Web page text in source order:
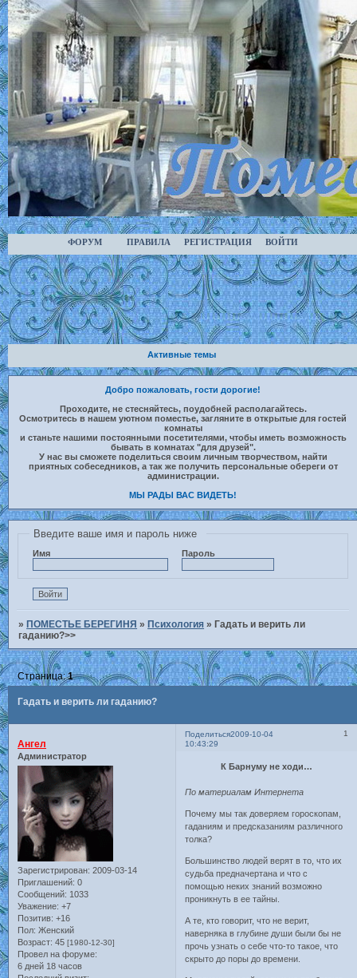
ФОРУМ ПРАВИЛА РЕГИСТРАЦИЯ ВОЙТИ
Активные темы
Добро пожаловать, гости дорогие!
Проходите, не стесняйтесь, поудобней располагайтесь.
Осмотритесь в нашем уютном поместье, загляните в открытые для гостей
комнаты
и станьте нашими постоянными посетителями, чтобы иметь возможность
бывать в комнатах "для друзей".
У нас вы сможете поделиться своим личным творчеством, найти
приятных собеседников, а так же получить персональные обереги от
администрации.
МЫ РАДЫ ВАС ВИДЕТЬ!
Введите ваше имя и пароль ниже
Имя Пароль
»ПОМЕСТЬЕ БЕРЕГИНЯ »Психология »Гадать и верить ли
гаданию?>>
Гадать и верить ли гаданию?
Страница:1
Поделиться 1
2009-10-04
10:43:29
Ангел
Администратор
Зарегистрирован: 2009-03-14
Приглашений: 0
Сообщений: 1033
Уважение: +7
Позитив: +16
Пол: Женский
Возраст: 45 [1980-12-30]
Провел на форуме:
6 дней 18 часов
К Барнуму не ходи…
По материалам Интернета
Почему мы так доверяем гороскопам,
гаданиям и предсказаниям различного
толка?
Большинство людей верят в то, что их
судьба предначертана и что с
помощью неких знаний возможно
проникнуть в ее тайны.
А те, кто говорит, что не верит,
наверняка в глубине души были бы не
прочь узнать о себе что-то такое, что
скрыто до поры до времени.